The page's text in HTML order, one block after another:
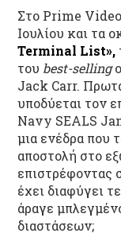
Στο Prime
Ιουλίου και τα
Terminal List»,
του best-selling
Jack Carr.
υποδύεται τον
Navy SEALS
μια ενέδρα που
αποστολή στο
επιστρέφοντας
έχει διαφύγει
άραγε
διαστάσεων;